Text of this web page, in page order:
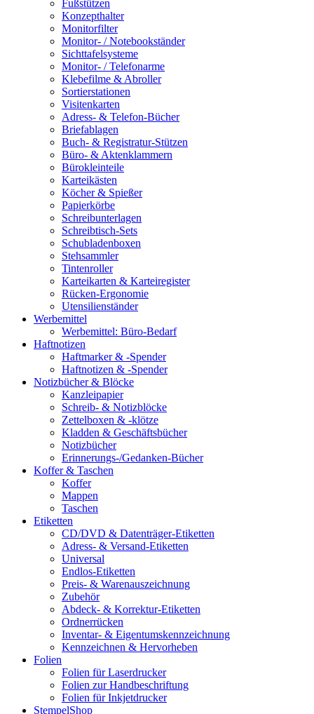
Fußstützen
Konzepthalter
Monitorfilter
Monitor- / Notebookständer
Sichttafelsysteme
Monitor- / Telefonarme
Klebefilme & Abroller
Sortierstationen
Visitenkarten
Adress- & Telefon-Bücher
Briefablagen
Buch- & Registratur-Stützen
Büro- & Aktenklammern
Bürokleinteile
Karteikästen
Köcher & Spießer
Papierkörbe
Schreibunterlagen
Schreibtisch-Sets
Schubladenboxen
Stehsammler
Tintenroller
Karteikarten & Karteiregister
Rücken-Ergonomie
Utensilienständer
Werbemittel
Werbemittel: Büro-Bedarf
Haftnotizen
Haftmarker & -Spender
Haftnotizen & -Spender
Notizbücher & Blöcke
Kanzleipapier
Schreib- & Notizblöcke
Zettelboxen & -klötze
Kladden & Geschäftsbücher
Notizbücher
Erinnerungs-/Gedanken-Bücher
Koffer & Taschen
Koffer
Mappen
Taschen
Etiketten
CD/DVD & Datenträger-Etiketten
Adress- & Versand-Etiketten
Universal
Endlos-Etiketten
Preis- & Warenauszeichnung
Zubehör
Abdeck- & Korrektur-Etiketten
Ordnerrücken
Inventar- & Eigentumskennzeichnung
Kennzeichnen & Hervorheben
Folien
Folien für Laserdrucker
Folien zur Handbeschriftung
Folien für Inkjetdrucker
StempelShop